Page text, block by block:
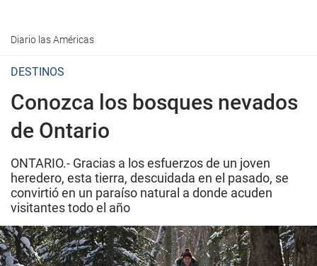
Diario las Américas
DESTINOS
Conozca los bosques nevados
de Ontario
ONTARIO.- Gracias a los esfuerzos de un joven
heredero, esta tierra, descuidada en el pasado, se
convirtió en un paraíso natural a donde acuden
visitantes todo el año